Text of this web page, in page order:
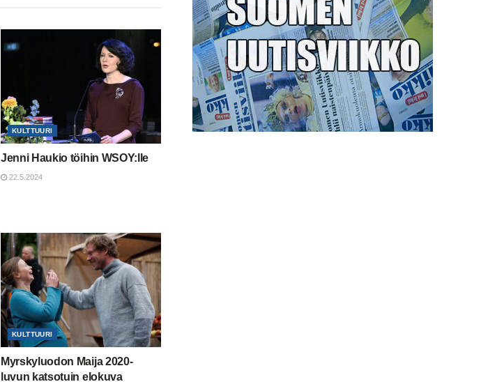
KULTTUURI
Jenni Haukio töihin WSOY:lle
22.5.2024
KULTTUURI
Myrskyluodon Maija 2020-
luvun katsotuin elokuva